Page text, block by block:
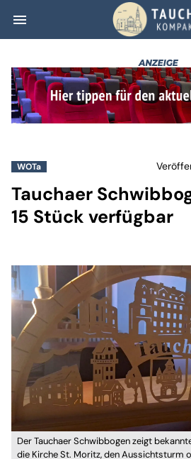
menu
WOTa
Tauchaer
15 Stück verfügbar
Der Tauchaer Schwibbogen zeigt
die Kirche St. Moritz, den Aussichtsturm